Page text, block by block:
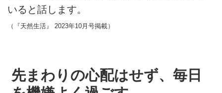
いると話します。
（『天然生活』 2023年10月号掲載）
先まわりの心配はせず、毎日